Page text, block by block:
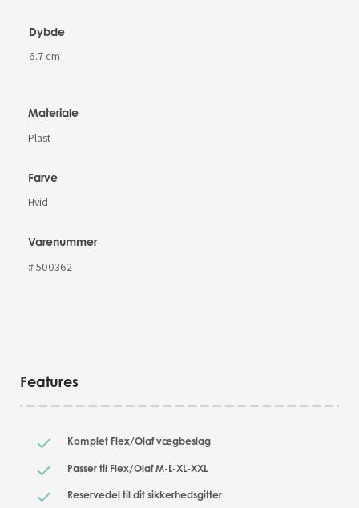
Dybde
6.7 cm
Materiale
Plast
Farve
Hvid
Varenummer
# 500362
Features
Komplet Flex/Olaf vægbeslag
Passer til Flex/Olaf M-L-XL-XXL
Reservedel til dit sikkerhedsgitter